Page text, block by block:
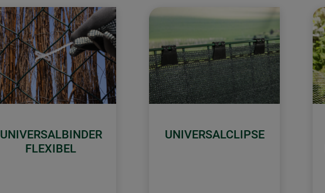
UNIVERSALBINDER
FLEXIBEL
UNIVERSALCLIPSE